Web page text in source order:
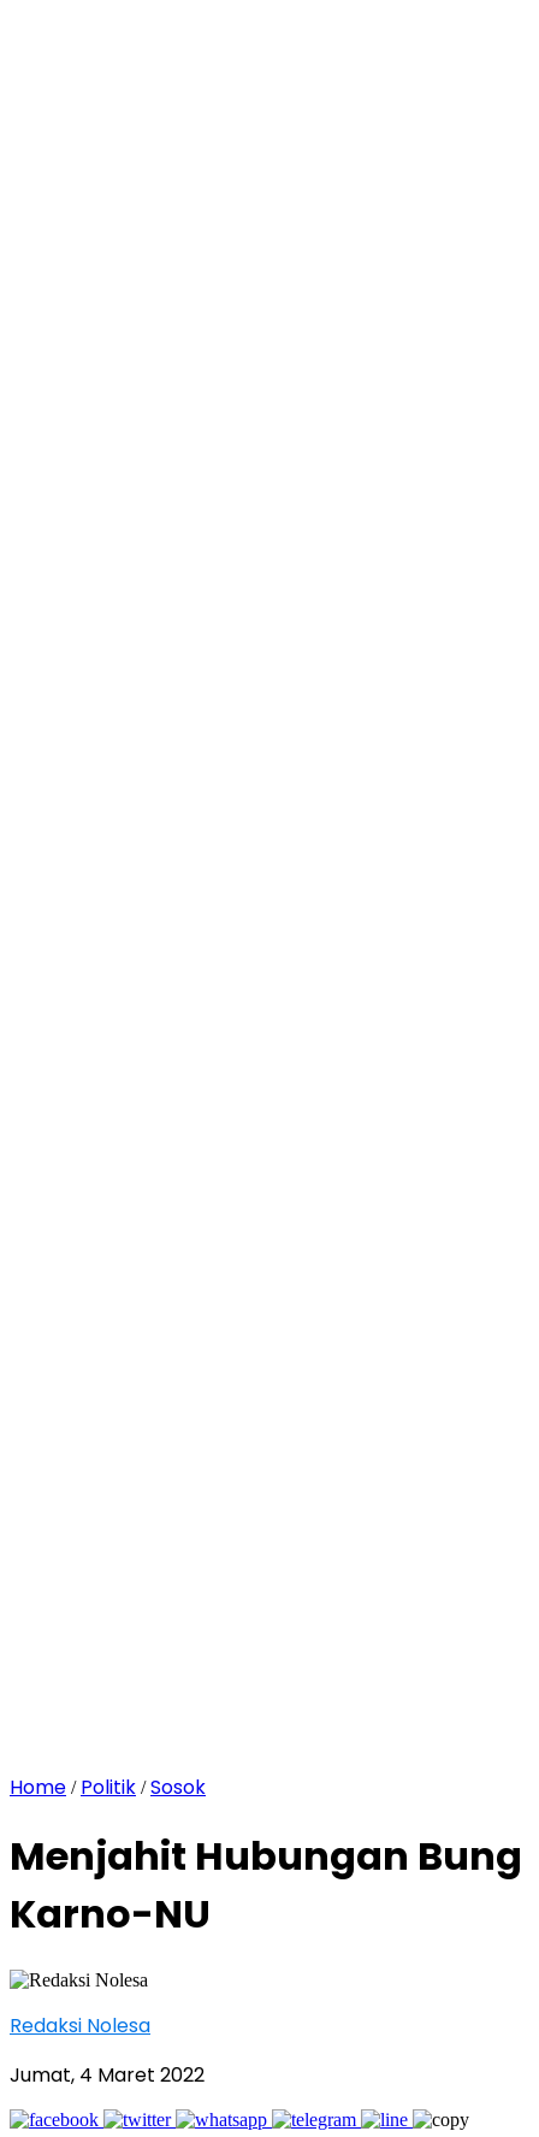
Home / Politik /Sosok
Menjahit Hubungan Bung
Karno-NU
Redaksi Nolesa
Jumat, 4 Maret 2022